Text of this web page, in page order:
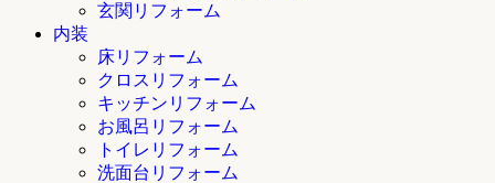
玄関リフォーム
内装
床リフォーム
クロスリフォーム
キッチンリフォーム
お風呂リフォーム
トイレリフォーム
洗面台リフォーム